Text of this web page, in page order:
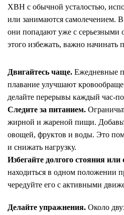
ХВН с обычной усталостью,
или занимаются самолечением. В
они попадают уже с
этого избежать, важно начинать
Двигайтесь чаще. Ежедневные
плавание улучшают
делайте перерывы каждый час-
Следите за питанием.
жирной и жареной пищи.
овощей, фруктов и воды. Это
и снижать нагрузку.
Избегайте долгого стояния или
находиться в одном положении
чередуйте его с активными
Делайте упражнения. Около